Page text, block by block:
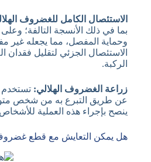
الاستئصال الكامل للغضروف
بما في ذلك الأنسجة التالفة؛
وحماية المفصل، مما يجعله غير
الاستئصال الجزئي لتقليل
الركبة.
زراعة الغضروف الهلالي: تستخدم
عن طريق التبرع به من شخص
ينصح بإجراء هذه العملية
هل يمكن التعايش مع قطع